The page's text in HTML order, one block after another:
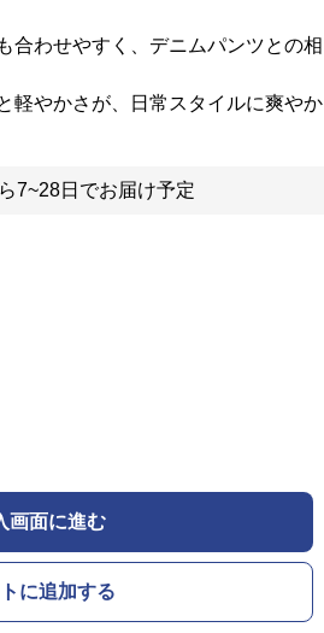
合わせやすく、デニムパンツとの相
軽やかさが、日常スタイルに爽やか
7~28日でお届け予定
画面に進む
に追加する